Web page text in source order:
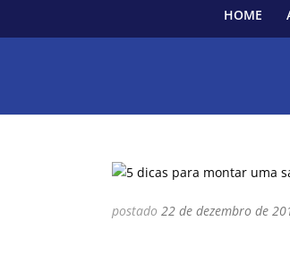
HOME
postado 22 de dezembro de